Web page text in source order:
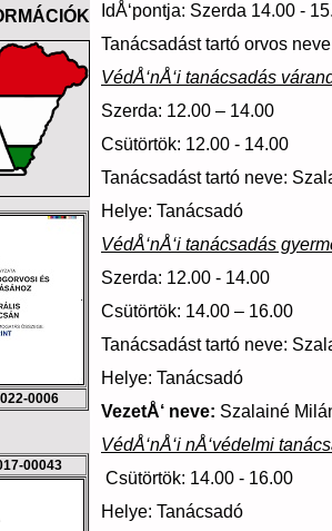
0006
00043
IdÅ‘pontja: Szerda
Tanácsadást tartó orvos
VédÅ‘nÅ‘i tanácsadás
Szerda: 12.00 – 14.00
Csütörtök: 12.00 - 14.00
Tanácsadást tartó neve:
Helye: Tanácsadó
VédÅ‘nÅ‘i tanácsadás
Szerda: 12.00 - 14.00
Csütörtök: 14.00 – 16.00
Tanácsadást tartó neve:
Helye: Tanácsadó
VezetÅ‘ neve: Szalainé
VédÅ‘nÅ‘i nÅ‘védelmi
Csütörtök: 14.00 - 16.00
Helye: Tanácsadó